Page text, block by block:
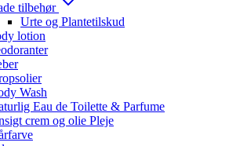
tilbehør
Urte og Plantetilskud
lotion
Wash
Eau de Toilette & Parfume
crem og olie Pleje